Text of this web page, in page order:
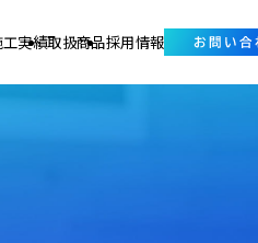
実績取扱商品採用情報